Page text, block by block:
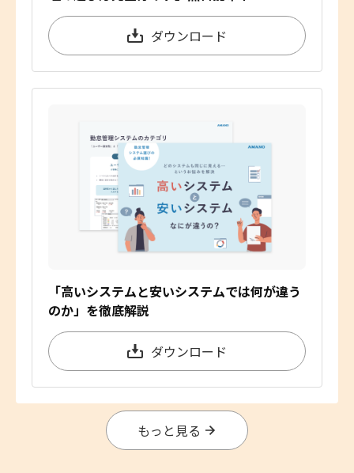
ダウンロード
「高いシステムと安いシステムでは何が違う
のか」を徹底解説
ダウンロード
もっと見る